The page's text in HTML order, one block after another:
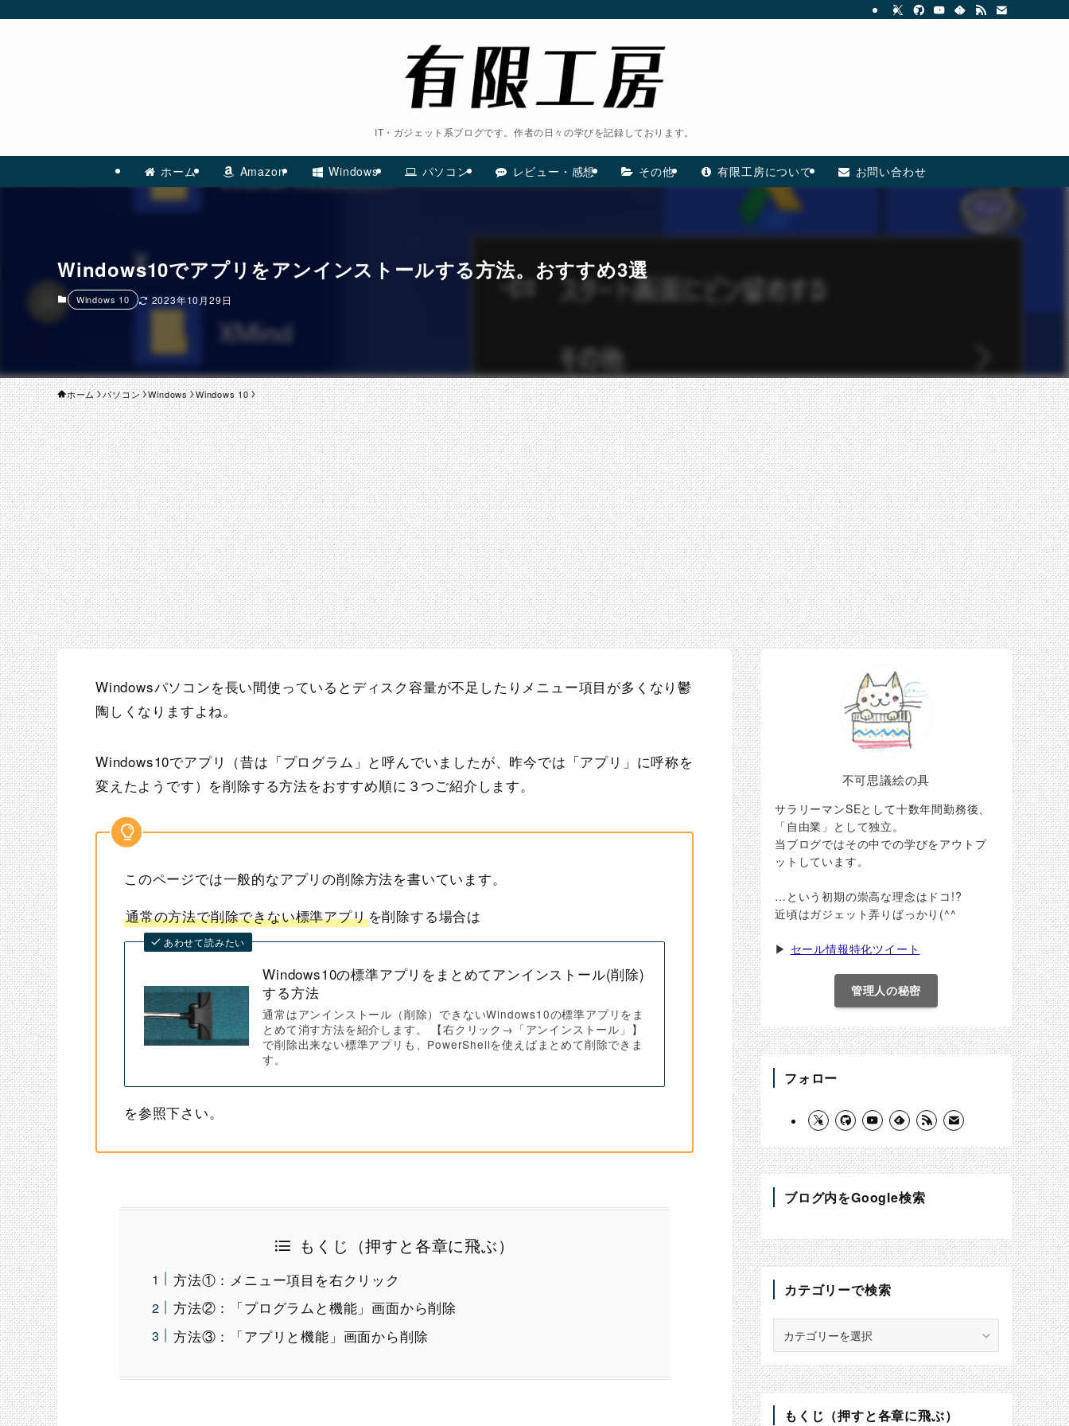
IT・ガジェット系ブログです。作者の日々の学びを記録しております。
ホーム Amazon Windows パソコン レビュー・感想 その他 有限工房について お問い合わせ
Windows10でアプリをアンインストールする方法。おすすめ3選
Windows 10 2023年10月29日
ホーム パソコン Windows Windows 10
Windowsパソコンを長い間使っているとディスク容量が不足したりメニュー項目が多くなり鬱
陶しくなりますよね。
Windows10でアプリ（昔は「プログラム」と呼んでいましたが、昨今では「アプリ」に呼称を
変えたようです）を削除する方法をおすすめ順に３つご紹介します。
このページでは一般的なアプリの削除方法を書いています。
通常の方法で削除できない標準アプリを削除する場合は
あわせて読みたい
Windows10の標準アプリをまとめてアンインストール(削除)
する方法
通常はアンインストール（削除）できないWindows10の標準アプリをま
とめて消す方法を紹介します。 【右クリック→「アンインストール」】
で削除出来ない標準アプリも、PowerShellを使えばまとめて削除できま
す。
を参照下さい。
もくじ（押すと各章に飛ぶ）
方法①：メニュー項目を右クリック
方法②：「プログラムと機能」画面から削除
方法③：「アプリと機能」画面から削除
不可思議絵の具
サラリーマンSEとして十数年間勤務後、
「自由業」として独立。
当ブログではその中での学びをアウトプ
ットしています。
…という初期の崇高な理念はドコ!?
近頃はガジェット弄りばっかり(^^ゞ
▶ セール情報特化ツイート
管理人の秘密
フォロー
ブログ内をGoogle検索
カテゴリーで検索
リ
ー
もくじ（押すと各章に飛ぶ）